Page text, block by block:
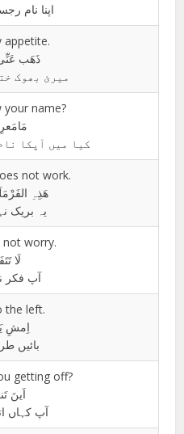
اپنا نام
appetite.
ذَھَب
میرئ بھوک
your name?
کیا میں آپکا
not work.
ھَذِہِ
یہ بریک
not worry.
لَا
آپ فکر
the left.
اِمشِ
بائیں
getting off?
اَینَ
آپ کہاں